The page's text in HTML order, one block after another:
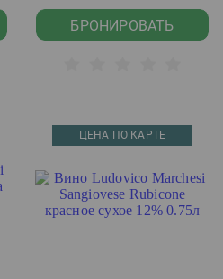
БРОНИРОВАТЬ
ЦЕНА ПО КАРТЕ